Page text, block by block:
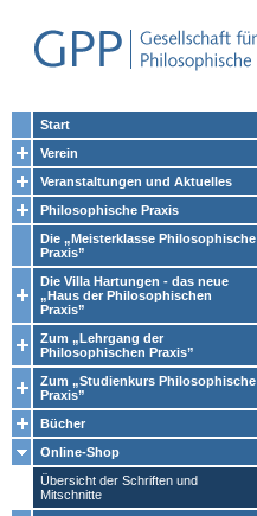
Start
Verein
Veranstaltungen und Aktuelles
Philosophische Praxis
Die „Meisterklasse Philosophische
Praxis”
Die Villa Hartungen - das neue
„Haus der Philosophischen
Praxis”
Zum „Lehrgang der
Philosophischen Praxis”
Zum „Studienkurs Philosophische
Praxis”
Bücher
Online-Shop
Übersicht der Schriften und
Mitschnitte